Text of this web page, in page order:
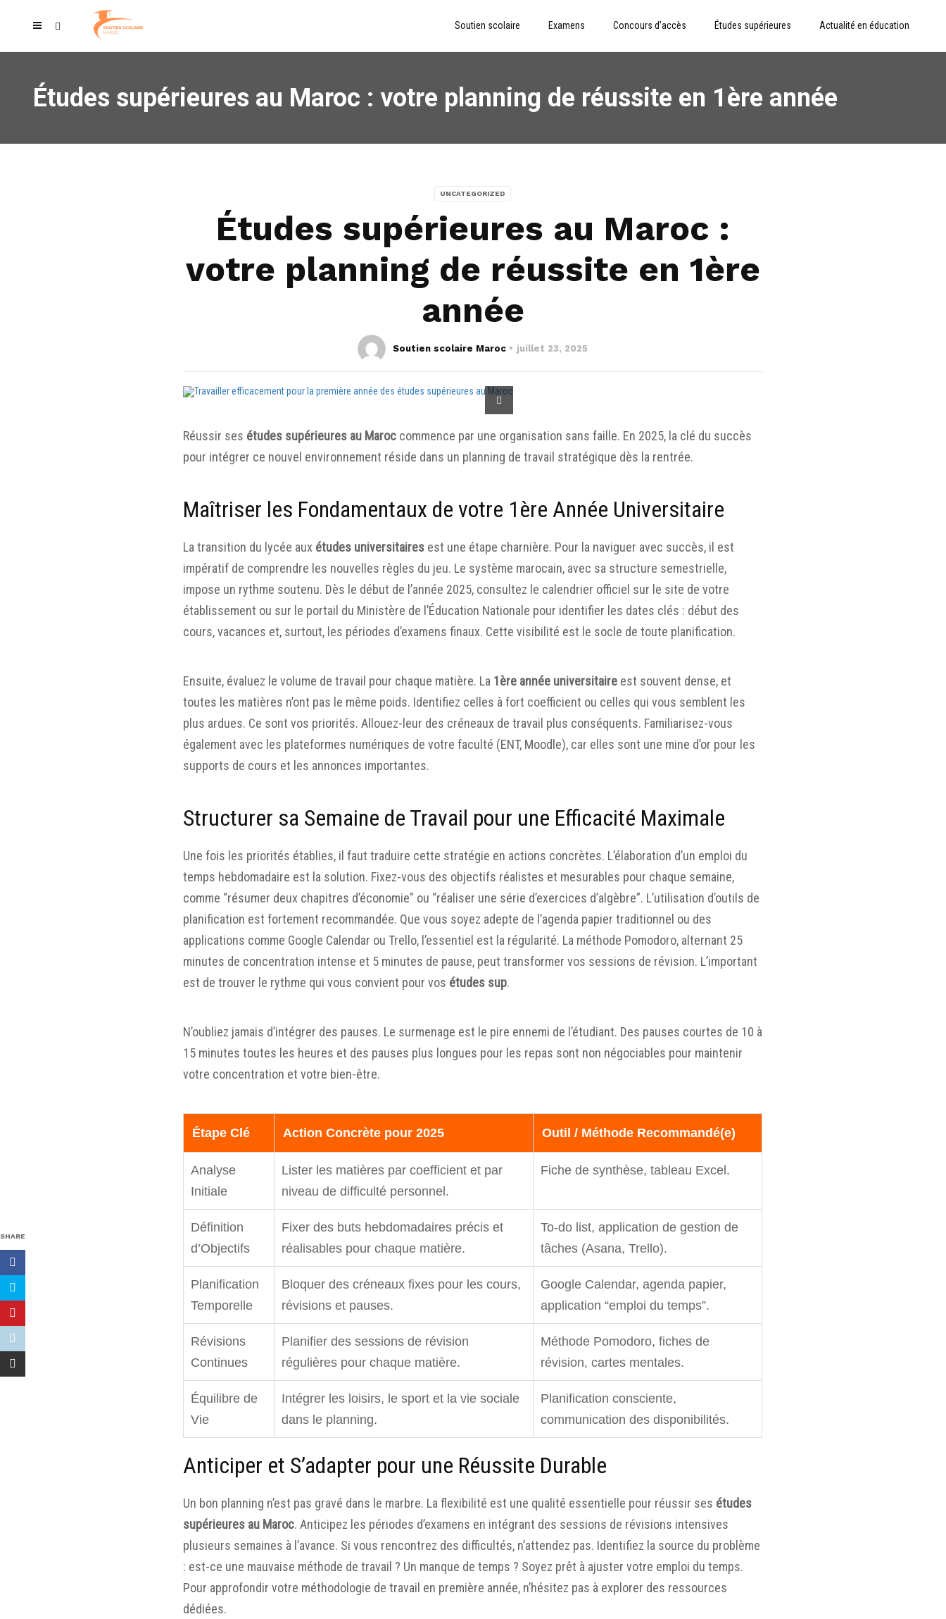
Soutien scolaire Examens Concours d’accès Études supérieures Actualité en éducation
Études supérieures au Maroc : votre planning de réussite en 1ère année
UNCATEGORIZED
Études supérieures au Maroc :
votre planning de réussite en 1ère
année
Soutien scolaire Maroc juillet 23, 2025
SHARE
Réussir ses études supérieures au Maroc commence par une organisation sans faille. En 2025, la clé du succès
pour intégrer ce nouvel environnement réside dans un planning de travail stratégique dès la rentrée.
Maîtriser les Fondamentaux de votre 1ère Année Universitaire
La transition du lycée aux études universitaires est une étape charnière. Pour la naviguer avec succès, il est
impératif de comprendre les nouvelles règles du jeu. Le système marocain, avec sa structure semestrielle,
impose un rythme soutenu. Dès le début de l’année 2025, consultez le calendrier officiel sur le site de votre
établissement ou sur le portail du Ministère de l’Éducation Nationale pour identifier les dates clés : début des
cours, vacances et, surtout, les périodes d’examens finaux. Cette visibilité est le socle de toute planification.
Ensuite, évaluez le volume de travail pour chaque matière. La 1ère année universitaire est souvent dense, et
toutes les matières n’ont pas le même poids. Identifiez celles à fort coefficient ou celles qui vous semblent les
plus ardues. Ce sont vos priorités. Allouez-leur des créneaux de travail plus conséquents. Familiarisez-vous
également avec les plateformes numériques de votre faculté (ENT, Moodle), car elles sont une mine d’or pour les
supports de cours et les annonces importantes.
Structurer sa Semaine de Travail pour une Efficacité Maximale
Une fois les priorités établies, il faut traduire cette stratégie en actions concrètes. L’élaboration d’un emploi du
temps hebdomadaire est la solution. Fixez-vous des objectifs réalistes et mesurables pour chaque semaine,
comme “résumer deux chapitres d’économie” ou “réaliser une série d’exercices d’algèbre”. L’utilisation d’outils de
planification est fortement recommandée. Que vous soyez adepte de l’agenda papier traditionnel ou des
applications comme Google Calendar ou Trello, l’essentiel est la régularité. La méthode Pomodoro, alternant 25
minutes de concentration intense et 5 minutes de pause, peut transformer vos sessions de révision. L’important
est de trouver le rythme qui vous convient pour vos études sup.
N’oubliez jamais d’intégrer des pauses. Le surmenage est le pire ennemi de l’étudiant. Des pauses courtes de 10 à
15 minutes toutes les heures et des pauses plus longues pour les repas sont non négociables pour maintenir
votre concentration et votre bien-être.
Étape Clé Action Concrète pour 2025 Outil / Méthode Recommandé(e)
Analyse
Initiale
Lister les matières par coefficient et par
niveau de difficulté personnel.
Fiche de synthèse, tableau Excel.
Définition
d’Objectifs
Fixer des buts hebdomadaires précis et
réalisables pour chaque matière.
To-do list, application de gestion de
tâches (Asana, Trello).
Planification
Temporelle
Bloquer des créneaux fixes pour les cours,
révisions et pauses.
Google Calendar, agenda papier,
application “emploi du temps”.
Révisions
Continues
Planifier des sessions de révision
régulières pour chaque matière.
Méthode Pomodoro, fiches de
révision, cartes mentales.
Équilibre de
Vie
Intégrer les loisirs, le sport et la vie sociale
dans le planning.
Planification consciente,
communication des disponibilités.
Anticiper et S’adapter pour une Réussite Durable
Un bon planning n’est pas gravé dans le marbre. La flexibilité est une qualité essentielle pour réussir ses études
supérieures au Maroc. Anticipez les périodes d’examens en intégrant des sessions de révisions intensives
plusieurs semaines à l’avance. Si vous rencontrez des difficultés, n’attendez pas. Identifiez la source du problème
: est-ce une mauvaise méthode de travail ? Un manque de temps ? Soyez prêt à ajuster votre emploi du temps.
Pour approfondir votre méthodologie de travail en première année, n’hésitez pas à explorer des ressources
dédiées.